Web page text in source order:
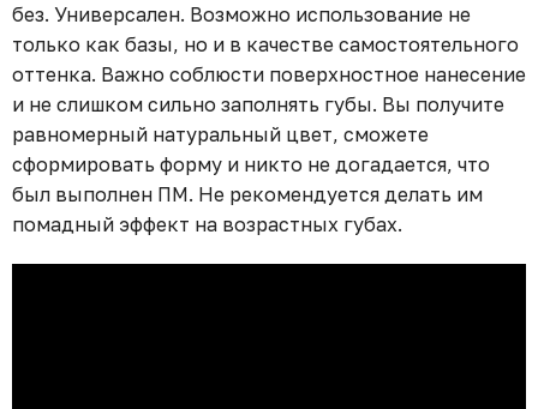
без. Универсален. Возможно использование не
только как базы, но и в качестве самостоятельного
оттенка. Важно соблюсти поверхностное нанесение
и не слишком сильно заполнять губы. Вы получите
равномерный натуральный цвет, сможете
сформировать форму и никто не догадается, что
был выполнен ПМ. Не рекомендуется делать им
помадный эффект на возрастных губах.⁣⁣